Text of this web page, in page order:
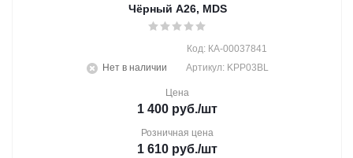
Чёрный A26, MDS
Нет в наличии
Код: КА-00037841
Артикул: KPP03BL
Цена
1 400 руб./шт
Розничная цена
1 610 руб./шт